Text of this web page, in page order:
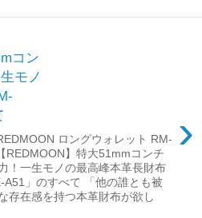
コン
モノ
›
ロングウォレット RM-
REDMOON】特大51mmコンチ
！一生モノの最高峰本革長財布
A51」のすべて 「他の誰とも被
存在感を持つ本革財布が欲し